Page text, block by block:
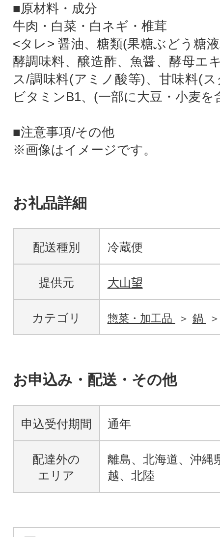
■原材料・成分
牛肉・白菜・白ネギ・椎茸
<タレ> 醤油、糖類(果糖ぶどう糖
酵調味料、醸造酢、魚醤、酵母エ
ス/調味料(アミノ酸等)、甘味料(
ビタミンB1、(一部に大豆・小麦を
■注意事項/その他
※画像はイメージです。
お礼品詳細
配送種別 冷蔵便
提供元 大山望
カテゴリ 惣菜・加工品 鍋
お申込み・配送・その他
申込受付期間 通年
配達外の
エリア
離島、北海道、沖縄
越、北陸